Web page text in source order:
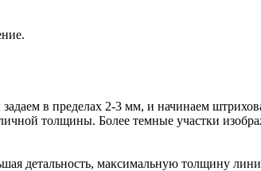
в пределах 2-3 мм, и начинаем
толщины. Более темные участки
детальность, максимальную толщину